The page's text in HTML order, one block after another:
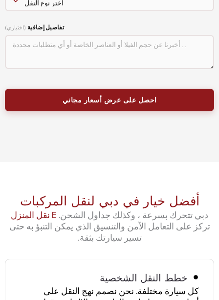
تفاصيل إضافية (اختياري)
أفضل خيار في دبي لنقل المركبات
دبي تتحرك بسرعة ، وكذلك جداول الشحن. E نقل المنزل
تركز على التعامل الآمن والتنسيق الذي يمكن التنبؤ به حتى
تسير سيارتك بثقة.
خطط النقل الشخصية
كل سيارة مختلفة. نحن نصمم نهج النقل على